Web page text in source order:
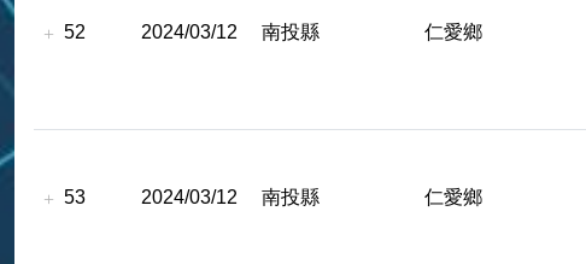
52 2024/03/12 南投縣 仁愛鄉
53 2024/03/12 南投縣 仁愛鄉